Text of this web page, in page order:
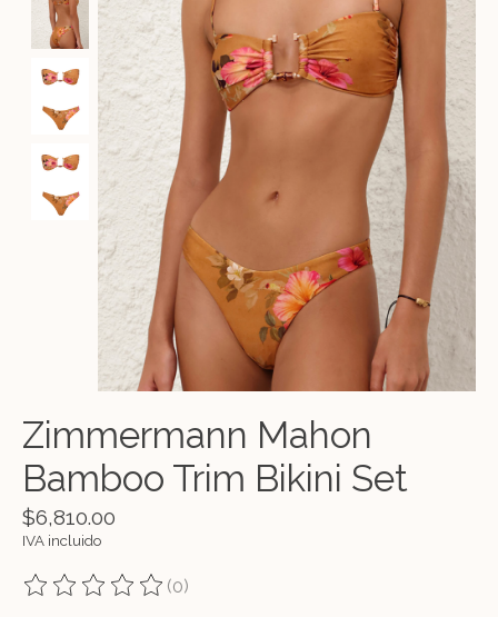
Zimmermann Mahon
Bamboo Trim Bikini Set
$6,810.00
IVA incluido
The rating of this product is
(0)